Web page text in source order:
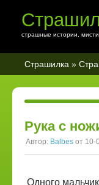
страшные истории,
Страшилка »
Рука с
Автор: Balbes от 10-
Одного